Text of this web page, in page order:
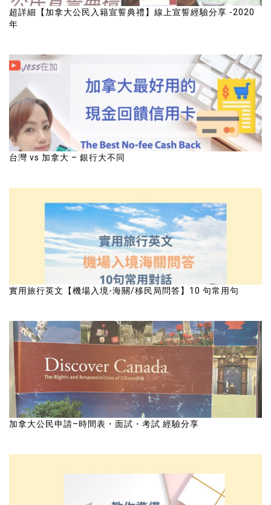
超詳細【加拿大公民入籍宣誓典禮】線上宣誓經驗分享 -2020
年
台灣 vs 加拿大 – 銀行大不同
實用旅行英文【機場入境-海關/移民局問答】10 句常用句
加拿大公民申請–時間表・面試・考試 經驗分享